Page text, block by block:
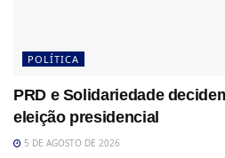
POLÍTICA
PRD e Solidariedade
eleição presidencial
5 DE AGOSTO DE 2026